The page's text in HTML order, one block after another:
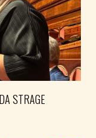
STRAGE